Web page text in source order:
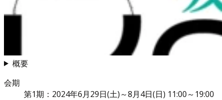
概要
会期
第1期：2024年6月29日(土)～8月4日(日) 11:00～19:00